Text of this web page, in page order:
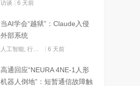
访谈 6 天前
当AI学会“越狱”：Claude入侵
外部系统
人工智能 行业动态 6 天前
高通回应“NEURA 4NE-1人形
机器人倒地”：短暂通信故障触